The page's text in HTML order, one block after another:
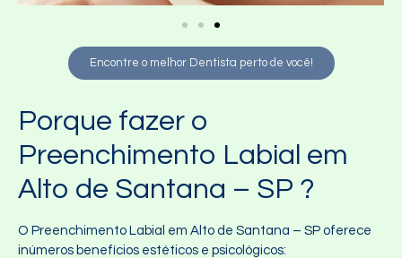
Encontre o melhor Dentista perto de você!
Porque fazer o
Preenchimento Labial em
Alto de Santana – SP ?
O Preenchimento Labial em Alto de Santana – SP oferece
inúmeros benefícios estéticos e psicológicos: